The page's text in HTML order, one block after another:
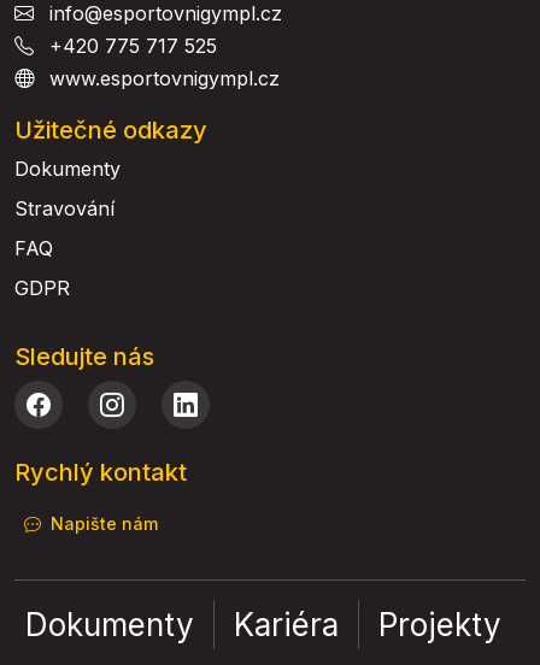
info@esportovnigympl.cz
+420 775 717 525
www.esportovnigympl.cz
Užitečné odkazy
Dokumenty
Stravování
FAQ
GDPR
Sledujte nás
Rychlý kontakt
Napište nám
Dokumenty Kariéra Projekty